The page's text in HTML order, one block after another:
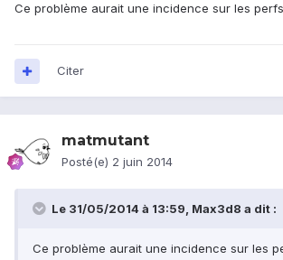
Ce problème aurait une incidence sur les
Citer
matmutant
Posté(e) 2 juin 2014
Le 31/05/2014 à 13:59, Max3d8 a dit :
Ce problème aurait une incidence sur les